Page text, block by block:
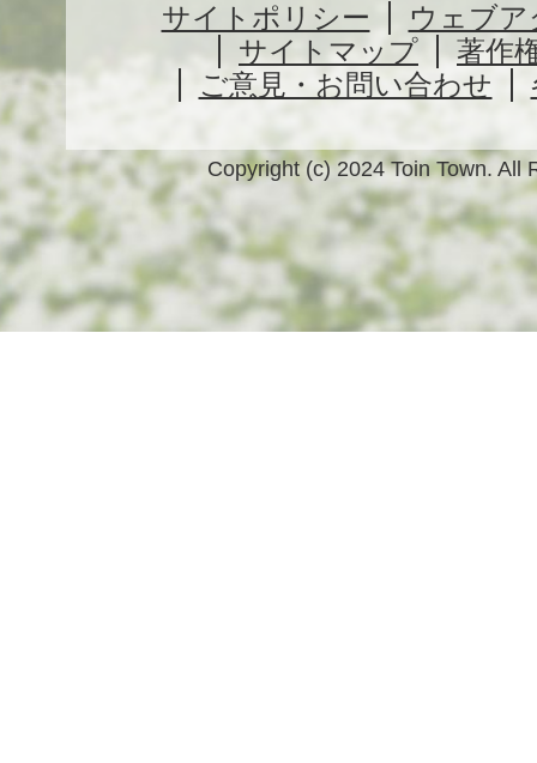
サイトポリシー
ウェブ
サイトマップ
著作
ご意見・お問い合わせ
Copyright (c) 2024 Toin Town. All